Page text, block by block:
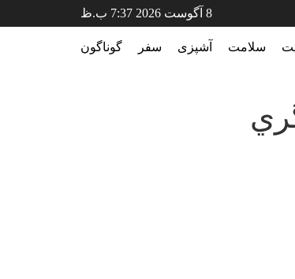
سلامت آشپزی سفر گوناگون